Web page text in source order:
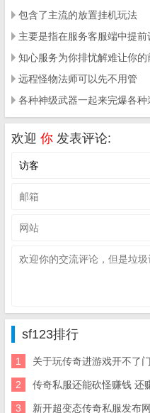
包含了主流的放置挂机玩法
主要是指在服务客服端中提前
知心服务为你排忧解难让你的
远程怪物法师可以先不用管
各种神级武器一起来完爆各种
欢迎 你 发表评论:
sf123排行
1 关于玩传奇进游戏开不了
2 传奇私服还能砍怪赚钱 还
3 新开超变态传奇私服发布